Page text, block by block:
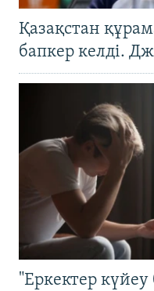
Қазақстан
бапкер келді.
"Еркектер